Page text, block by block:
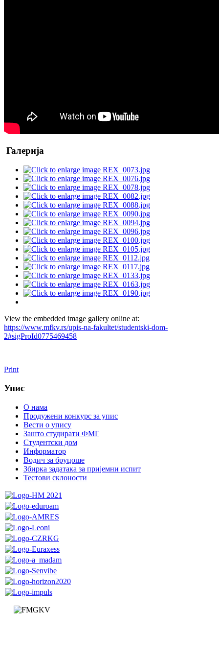
Галерија
View the embedded image gallery online at:
https://www.mfkv.rs/upis-na-fakultet/studentski-dom-
2#sigProId0775469458
Print
Упис
О нама
Продужени конкурс за упис
Вести о упису
Зашто студирати ФМГ
Студентски дом
Информатор
Водич за бруцоше
Збиркa задатака за пријемни испит
Тестови склоности